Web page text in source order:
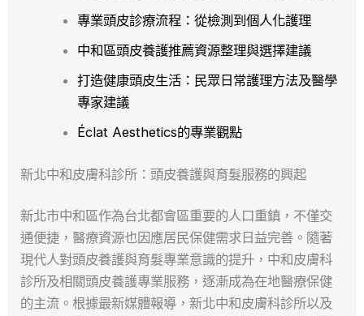
專業頭皮診療流程：從檢測到個人化護理
中和區頭皮養護推薦資源整理與選擇建議
打造健康頭皮生活：民眾日常護理方法及醫學
專家建議
Éclat Aesthetics的專業觀點
新北中和皮膚科診所：頭皮養護與育髮服務的興起
新北市中和區作為台北都會區重要的人口重鎮，不僅交
通便捷，醫療資源也因應居民保健需求日益完善。隨著
現代人對頭皮養護與育髮專業意識的提升，中和皮膚科
診所及相關頭皮養護專業服務，逐漸成為在地醫療保健
的主流。根據最新媒體報導，新北中和皮膚科診所以及